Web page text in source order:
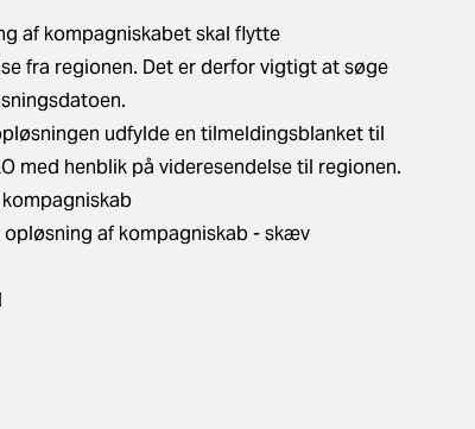
af kompagniskabet skal flytte
fra regionen. Det er derfor vigtigt at søge
udfylde en tilmeldingsblanket til
med henblik på videresendelse til regionen.
af kompagniskab - skæv